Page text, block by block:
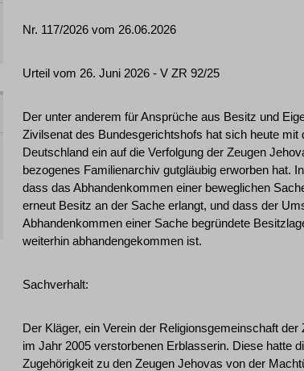
Nr. 117/2026 vom 26.06.2026
Urteil vom 26. Juni 2026 - V ZR 92/25
Der unter anderem für Ansprüche aus Besitz und
Zivilsenat des Bundesgerichtshofs hat sich heute
Deutschland ein auf die Verfolgung der Zeugen
bezogenes Familienarchiv gutgläubig erworben hat.
dass das Abhandenkommen einer beweglichen
erneut Besitz an der Sache erlangt, und dass der
Abhandenkommen einer Sache begründete
weiterhin abhandengekommen ist.
Sachverhalt:
Der Kläger, ein Verein der Religionsgemeinschaft
im Jahr 2005 verstorbenen Erblasserin. Diese hatte
Zugehörigkeit zu den Zeugen Jehovas von der